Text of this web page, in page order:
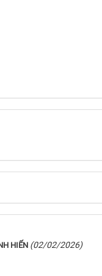
HIẾN (02/02/2026)